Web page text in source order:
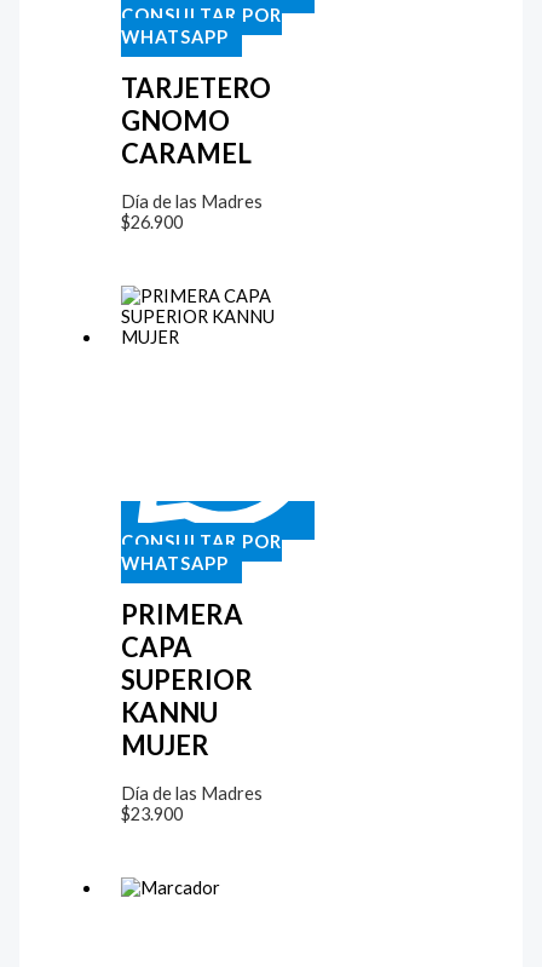
CONSULTAR POR
WHATSAPP
TARJETERO
GNOMO
CARAMEL
Día de las Madres
$26.900
CONSULTAR POR
WHATSAPP
PRIMERA
CAPA
SUPERIOR
KANNU
MUJER
Día de las Madres
$23.900